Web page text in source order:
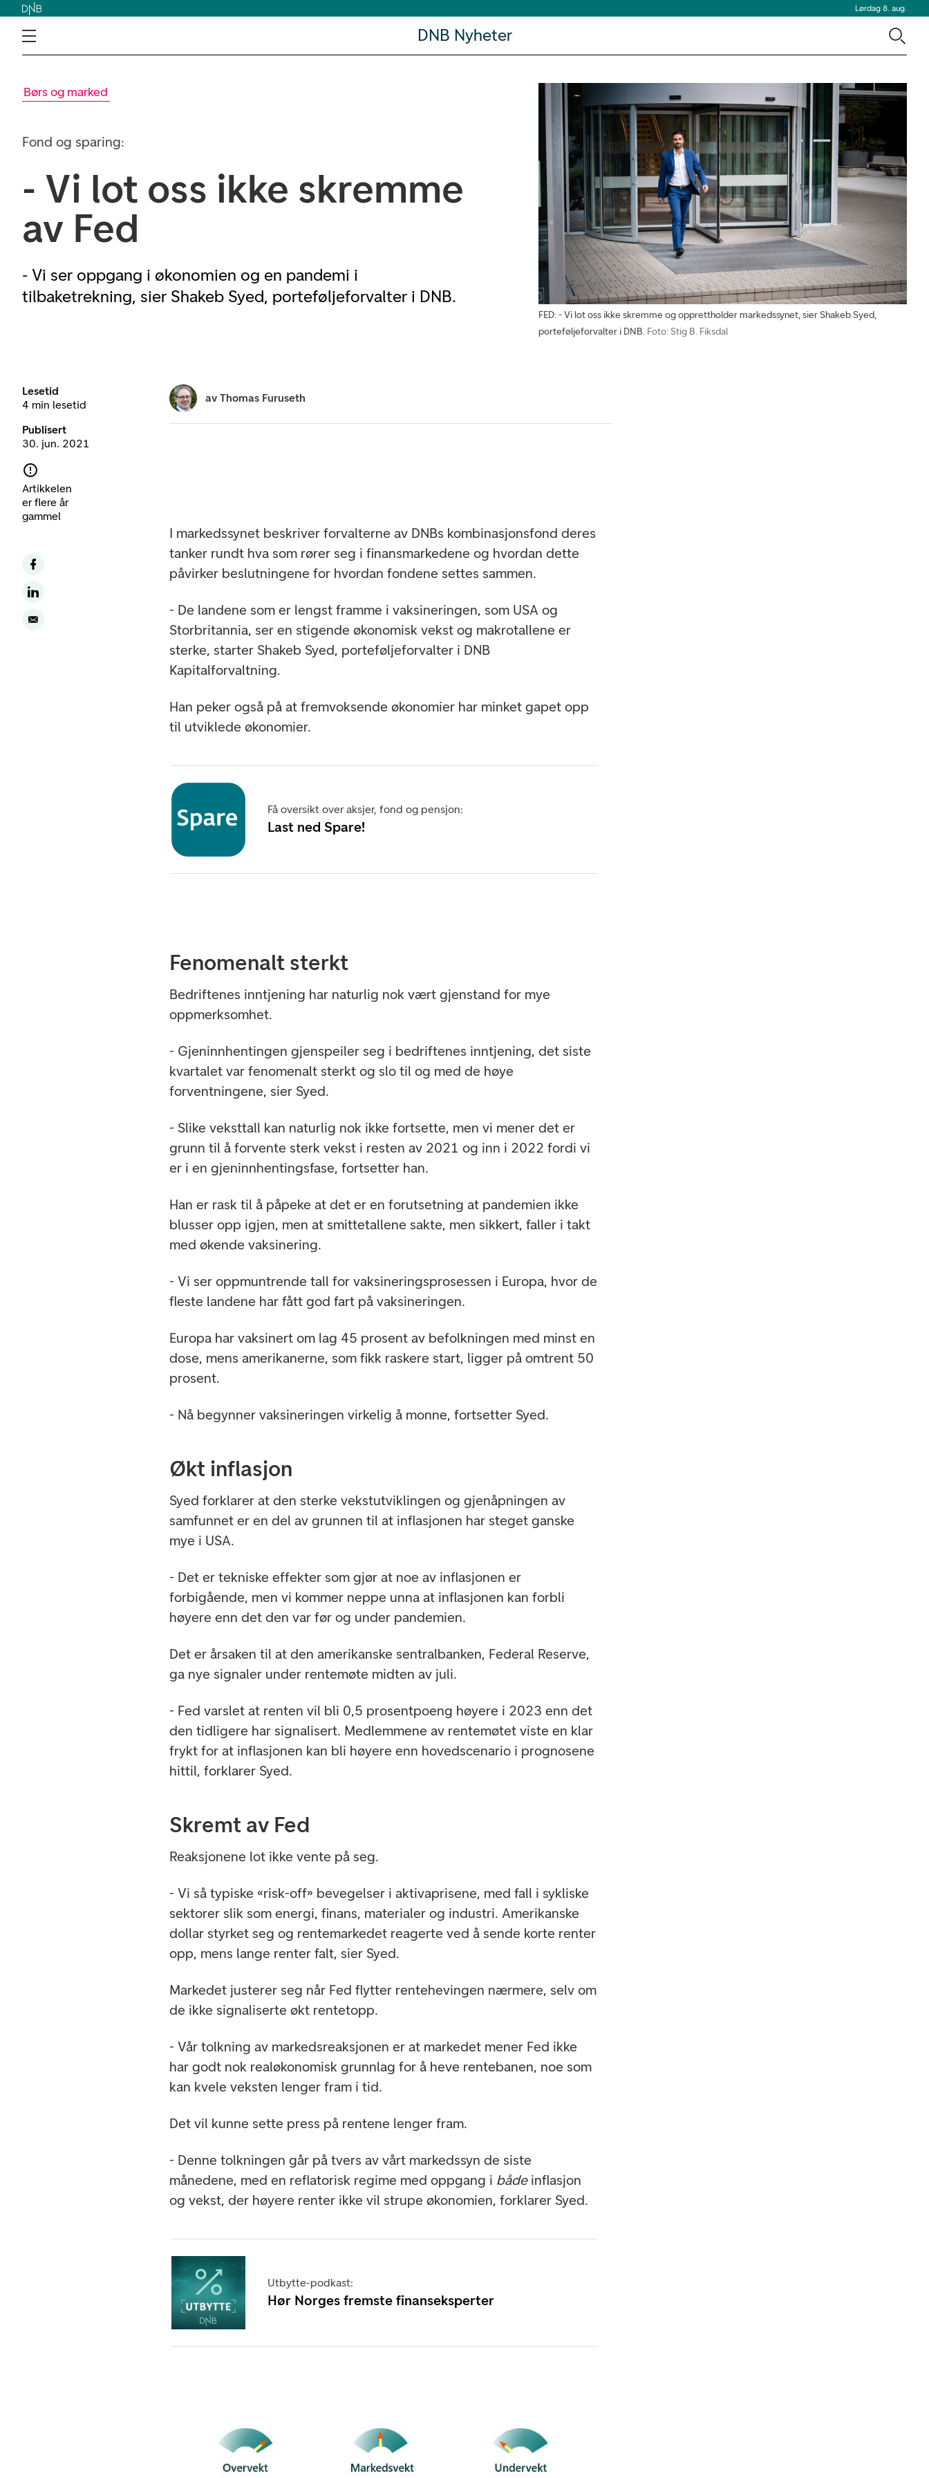
Lørdag 8. aug.
DNB Nyheter
Børs og marked
Fond og sparing:
- Vi lot oss ikke skremme
av Fed
- Vi ser oppgang i økonomien og en pandemi i
tilbaketrekning, sier Shakeb Syed, porteføljeforvalter i DNB.
FED: - Vi lot oss ikke skremme og opprettholder markedssynet, sier Shakeb Syed,
porteføljeforvalter i DNB. Foto: Stig B. Fiksdal
Lesetid
4 min lesetid
Publisert
30. jun. 2021
Artikkelen
er flere år
gammel
av Thomas Furuseth
I markedssynet beskriver forvalterne av DNBs kombinasjonsfond deres
tanker rundt hva som rører seg i finansmarkedene og hvordan dette
påvirker beslutningene for hvordan fondene settes sammen.
- De landene som er lengst framme i vaksineringen, som USA og
Storbritannia, ser en stigende økonomisk vekst og makrotallene er
sterke, starter Shakeb Syed, porteføljeforvalter i DNB
Kapitalforvaltning.
Han peker også på at fremvoksende økonomier har minket gapet opp
til utviklede økonomier.
Få oversikt over aksjer, fond og pensjon:
Last ned Spare!
Fenomenalt sterkt
Bedriftenes inntjening har naturlig nok vært gjenstand for mye
oppmerksomhet.
- Gjeninnhentingen gjenspeiler seg i bedriftenes inntjening, det siste
kvartalet var fenomenalt sterkt og slo til og med de høye
forventningene, sier Syed.
- Slike veksttall kan naturlig nok ikke fortsette, men vi mener det er
grunn til å forvente sterk vekst i resten av 2021 og inn i 2022 fordi vi
er i en gjeninnhentingsfase, fortsetter han.
Han er rask til å påpeke at det er en forutsetning at pandemien ikke
blusser opp igjen, men at smittetallene sakte, men sikkert, faller i takt
med økende vaksinering.
- Vi ser oppmuntrende tall for vaksineringsprosessen i Europa, hvor de
fleste landene har fått god fart på vaksineringen.
Europa har vaksinert om lag 45 prosent av befolkningen med minst en
dose, mens amerikanerne, som fikk raskere start, ligger på omtrent 50
prosent.
- Nå begynner vaksineringen virkelig å monne, fortsetter Syed.
Økt inflasjon
Syed forklarer at den sterke vekstutviklingen og gjenåpningen av
samfunnet er en del av grunnen til at inflasjonen har steget ganske
mye i USA.
- Det er tekniske effekter som gjør at noe av inflasjonen er
forbigående, men vi kommer neppe unna at inflasjonen kan forbli
høyere enn det den var før og under pandemien.
Det er årsaken til at den amerikanske sentralbanken, Federal Reserve,
ga nye signaler under rentemøte midten av juli.
- Fed varslet at renten vil bli 0,5 prosentpoeng høyere i 2023 enn det
den tidligere har signalisert. Medlemmene av rentemøtet viste en klar
frykt for at inflasjonen kan bli høyere enn hovedscenario i prognosene
hittil, forklarer Syed.
Skremt av Fed
Reaksjonene lot ikke vente på seg.
- Vi så typiske «risk-off» bevegelser i aktivaprisene, med fall i sykliske
sektorer slik som energi, finans, materialer og industri. Amerikanske
dollar styrket seg og rentemarkedet reagerte ved å sende korte renter
opp, mens lange renter falt, sier Syed.
Markedet justerer seg når Fed flytter rentehevingen nærmere, selv om
de ikke signaliserte økt rentetopp.
- Vår tolkning av markedsreaksjonen er at markedet mener Fed ikke
har godt nok realøkonomisk grunnlag for å heve rentebanen, noe som
kan kvele veksten lenger fram i tid.
Det vil kunne sette press på rentene lenger fram.
- Denne tolkningen går på tvers av vårt markedssyn de siste
månedene, med en reflatorisk regime med oppgang i både inflasjon
og vekst, der høyere renter ikke vil strupe økonomien, forklarer Syed.
Utbytte-podkast:
Hør Norges fremste finanseksperter